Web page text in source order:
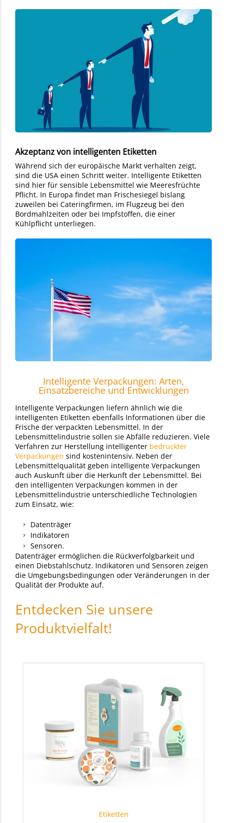
Akzeptanz von intelligenten Etiketten
Während sich der europäische Markt verhalten zeigt,
sind die USA einen Schritt weiter. Intelligente Etiketten
sind hier für sensible Lebensmittel wie Meeresfrüchte
Pflicht. In Europa findet man Frischesiegel bislang
zuweilen bei Cateringfirmen, im Flugzeug bei den
Bordmahlzeiten oder bei Impfstoffen, die einer
Kühlpflicht unterliegen.
Intelligente Verpackungen: Arten,
Einsatzbereiche und Entwicklungen
Intelligente Verpackungen liefern ähnlich wie die
intelligenten Etiketten ebenfalls Informationen über die
Frische der verpackten Lebensmittel. In der
Lebensmittelindustrie sollen sie Abfälle reduzieren. Viele
Verfahren zur Herstellung intelligenter bedruckter
Verpackungen sind kostenintensiv. Neben der
Lebensmittelqualität geben intelligente Verpackungen
auch Auskunft über die Herkunft der Lebensmittel. Bei
den intelligenten Verpackungen kommen in der
Lebensmittelindustrie unterschiedliche Technologien
zum Einsatz, wie:
Datenträger
Indikatoren
Sensoren.
Datenträger ermöglichen die Rückverfolgbarkeit und
einen Diebstahlschutz. Indikatoren und Sensoren zeigen
die Umgebungsbedingungen oder Veränderungen in der
Qualität der Produkte auf.
Entdecken Sie unsere
Produktvielfalt!
Etiketten